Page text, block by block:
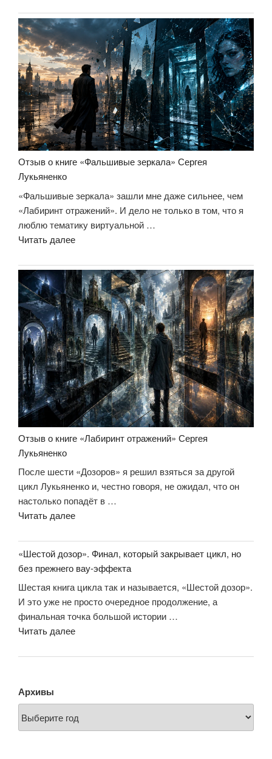
кто
ты,
если
у
тебя
забрать
всё?»
Отзыв о книге «Фальшивые зеркала» Сергея
Лукьяненко
«Фальшивые зеркала» зашли мне даже сильнее, чем
«Лабиринт отражений». И дело не только в том, что я
люблю тематику виртуальной …
Читать далее«Отзыв
книге
«Фальшивые
зеркала»
Сергея
Лукьяненко»
Отзыв о книге «Лабиринт отражений» Сергея
Лукьяненко
После шести «Дозоров» я решил взяться за другой
цикл Лукьяненко и, честно говоря, не ожидал, что он
настолько попадёт в …
Читать далее«Отзыв
книге
«Лабиринт
отражений»
Сергея
Лукьяненко»
«Шестой дозор». Финал, который закрывает цикл, но
без прежнего вау-эффекта
Шестая книга цикла так и называется, «Шестой дозор».
И это уже не просто очередное продолжение, а
финальная точка большой истории …
Читать далее««Шестой
Финал,
цикл,
но
без
Архивы